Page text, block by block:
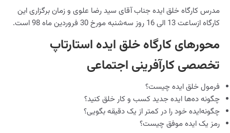
مدرس کارگاه خلق ایده جناب آقای سید رضا علوی و زمان برگزاری این
کارگاه ازساعت 13 الی 16 روز سه‌شنبه مورخ 30 فروردین ماه 98 است.
محورهای کارگاه خلق ایده استارتاپ
تخصصی کارآفرینی اجتماعی
فرمول خلق ایده چیست؟
چگونه ده‌ها ایده جدید کسب و کار خلق کنید؟
چگونه‌‍‌ایده خود را در کمتر از یک دقیقه بگویی؟
رمز یک ایده موفق چیست؟